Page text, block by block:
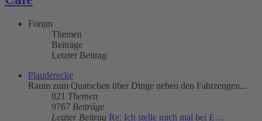
Forum
Themen
Beiträge
Letzter Beitrag
Plauderecke
Raum zum Quatschen über Dinge neben den Fahrzeugen...
821 Themen
9767 Beiträge
Letzter Beitrag Re: Ich stelle mich mal bei E…